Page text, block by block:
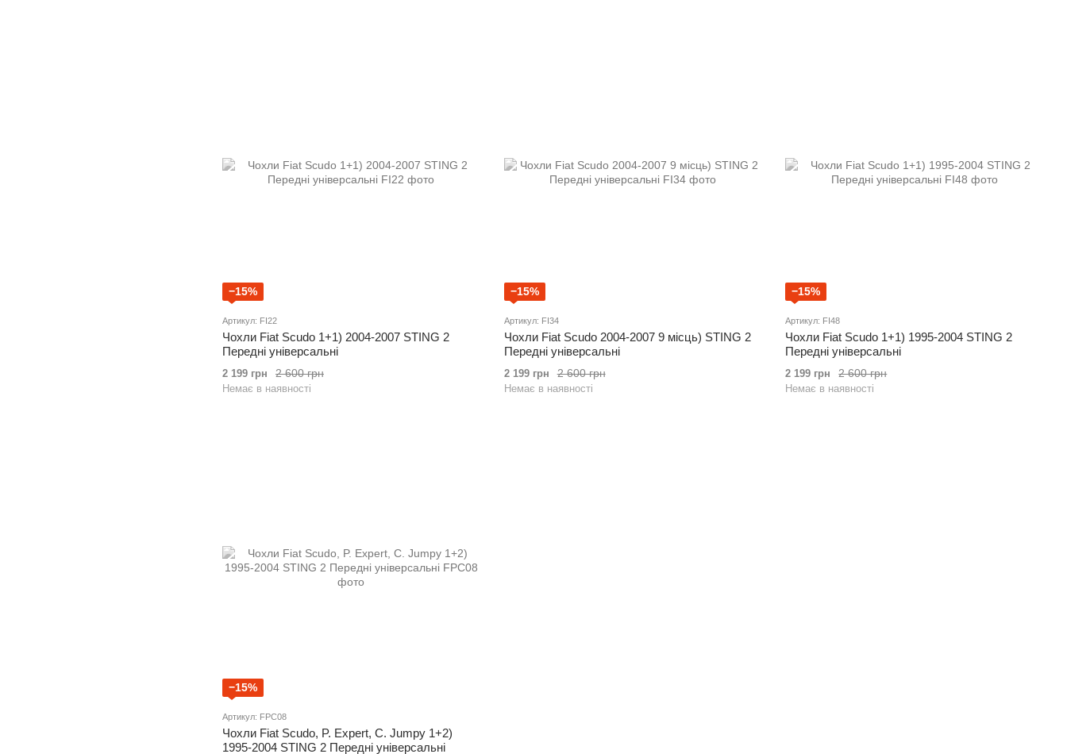
−15%
Артикул: FI22
Чохли Fiat Scudo 1+1) 2004-2007 STING 2
Передні універсальні
2 600 грн
2 199 грн
Немає в наявності
−15%
Артикул: FI34
Чохли Fiat Scudo 2004-2007 9 місць) STING 2
Передні універсальні
2 600 грн
2 199 грн
Немає в наявності
−15%
Артикул: FI48
Чохли Fiat Scudo 1+1) 1995-2004 STING 2
Передні універсальні
2 600 грн
2 199 грн
Немає в наявності
−15%
Артикул: FPC08
Чохли Fiat Scudo, P. Expert, C. Jumpy 1+2)
1995-2004 STING 2 Передні універсальні